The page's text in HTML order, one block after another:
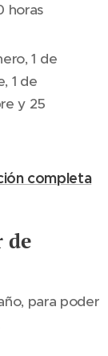
horas
1 de
1 de
y 25
completa
de
para poder